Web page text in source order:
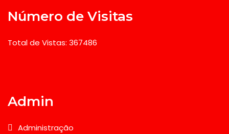
Número de Visitas
Total de Vistas: 367486
Admin
Administração